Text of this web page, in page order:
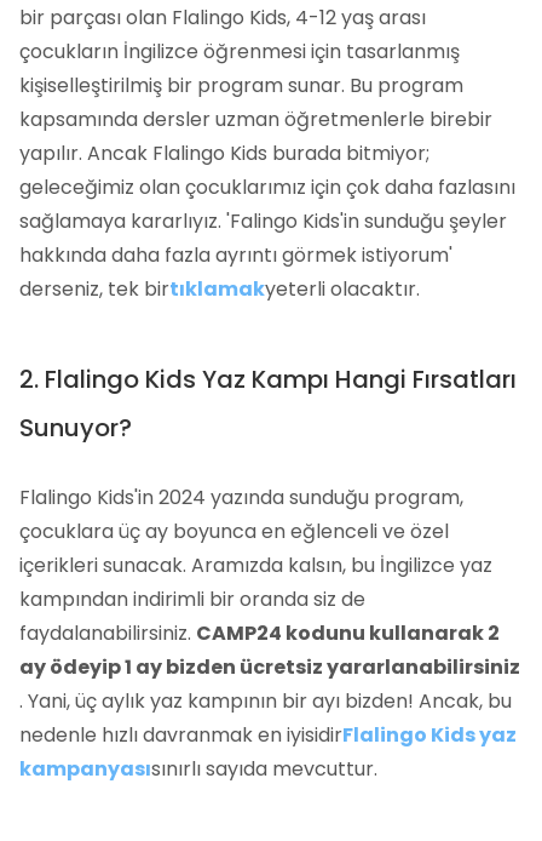
bir parçası olan Flalingo Kids, 4-12 yaş arası
çocukların İngilizce öğrenmesi için tasarlanmış
kişiselleştirilmiş bir program sunar. Bu program
kapsamında dersler uzman öğretmenlerle birebir
yapılır. Ancak Flalingo Kids burada bitmiyor;
geleceğimiz olan çocuklarımız için çok daha fazlasını
sağlamaya kararlıyız. 'Falingo Kids'in sunduğu şeyler
hakkında daha fazla ayrıntı görmek istiyorum'
derseniz, tek birtıklamakyeterli olacaktır.
2. Flalingo Kids Yaz Kampı Hangi Fırsatları
Sunuyor?
Flalingo Kids'in 2024 yazında sunduğu program,
çocuklara üç ay boyunca en eğlenceli ve özel
içerikleri sunacak. Aramızda kalsın, bu İngilizce yaz
kampından indirimli bir oranda siz de
faydalanabilirsiniz. CAMP24 kodunu kullanarak2
ay ödeyip 1 ay bizden ücretsiz yararlanabilirsiniz
. Yani, üç aylık yaz kampının bir ayı bizden! Ancak, bu
nedenle hızlı davranmak en iyisidirFlalingo Kids yaz
kampanyasısınırlı sayıda mevcuttur.